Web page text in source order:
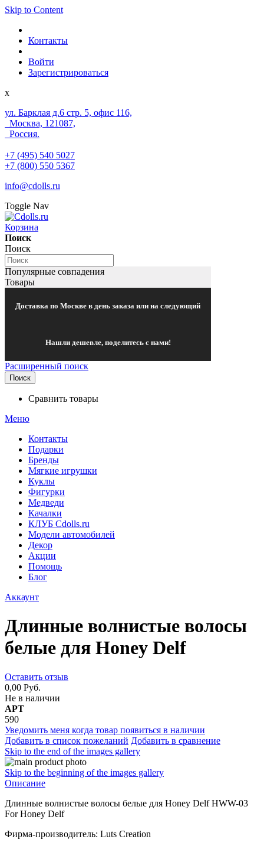
Skip to Content
Контакты
Войти
Зарегистрироваться
x
ул. Барклая д.6 стр. 5, офис 116,
Москва, 121087,
Россия.
+7 (495) 540 5027
+7 (800) 550 5367
info@cdolls.ru
Toggle Nav
Корзина
Поиск
Поиск
Популярные совпадения
Товары
Доставка по Москве в день заказа или на следующий
Нашли дешевле, поделитесь с нами!
Расширенный поиск
Поиск
Сравнить товары
Меню
Контакты
Подарки
Бренды
Мягкие игрушки
Куклы
Фигурки
Медведи
Качалки
КЛУБ Cdolls.ru
Модели автомобилей
Декор
Акции
Помощь
Блог
Аккаунт
Длинные волнистые волосы
белые для Honey Delf
Оставить отзыв
0,00 Руб.
Не в наличии
АРТ
590
Уведомить меня когда товар появиться в наличии
Добавить в список пожеланий Добавить в сравнение
Skip to the end of the images gallery
Skip to the beginning of the images gallery
Описание
Длинные волнистые волосы белые для Honey Delf HWW-03
For Honey Delf
Фирма-производитель: Luts Creation